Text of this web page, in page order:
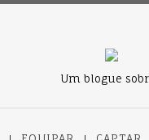
Um blogue